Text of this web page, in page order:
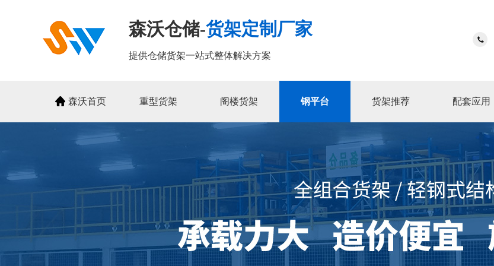
森沃仓储-货架定制厂家
提供仓储货架一站式整体解决方案
森沃首页 重型货架 阁楼货架 钢平台 货架推荐 配套应用